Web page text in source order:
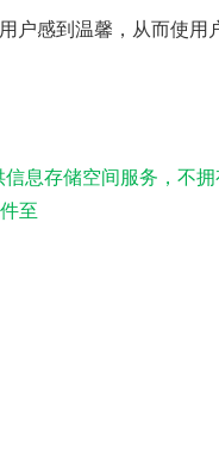
户感到温馨，从而使用
息存储空间服务，不
至